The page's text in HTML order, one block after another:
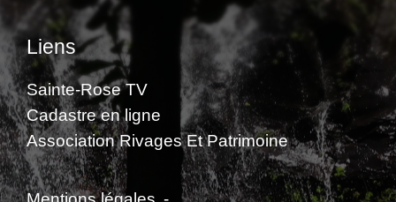
Liens
Sainte-Rose TV
Cadastre en ligne
Association Rivages Et Patrimoine